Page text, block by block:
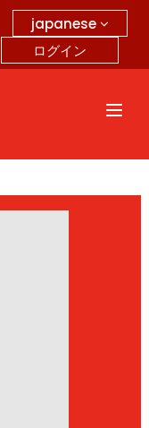
japanese
ログイン